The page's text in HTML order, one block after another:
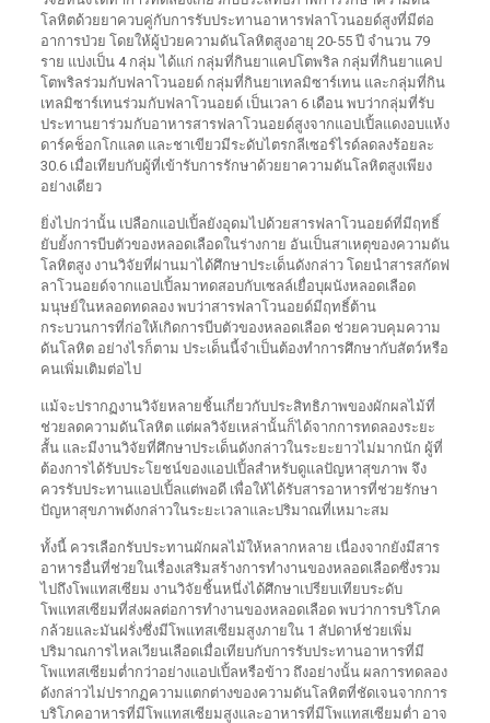
โลหิตด้วยยาควบคู่กับการรับประทานอาหารฟลาโวนอยด์สูงที่มีต่อ
อาการป่วย โดยให้ผู้ป่วยความดันโลหิตสูงอายุ 20-55 ปี จำนวน 79
ราย แบ่งเป็น 4 กลุ่ม ได้แก่ กลุ่มที่กินยาแคปโตพริล กลุ่มที่กินยาแคป
โตพริลร่วมกับฟลาโวนอยด์ กลุ่มที่กินยาเทลมิซาร์เทน และกลุ่มที่กิน
เทลมิซาร์เทนร่วมกับฟลาโวนอยด์ เป็นเวลา 6 เดือน พบว่ากลุ่มที่รับ
ประทานยาร่วมกับอาหารสารฟลาโวนอยด์สูงจากแอปเปิ้ลแดงอบแห้ง
ดาร์คช็อกโกแลต และชาเขียวมีระดับไตรกลีเซอร์ไรด์ลดลงร้อยละ
30.6 เมื่อเทียบกับผู้ที่เข้ารับการรักษาด้วยยาความดันโลหิตสูงเพียง
อย่างเดียว
ยิ่งไปกว่านั้น เปลือกแอปเปิ้ลยังอุดมไปด้วยสารฟลาโวนอยด์ที่มีฤทธิ์
ยับยั้งการบีบตัวของหลอดเลือดในร่างกาย อันเป็นสาเหตุของความดัน
โลหิตสูง งานวิจัยที่ผ่านมาได้ศึกษาประเด็นดังกล่าว โดยนำสารสกัดฟ
ลาโวนอยด์จากแอปเปิ้ลมาทดสอบกับเซลล์เยื่อบุผนังหลอดเลือด
มนุษย์ในหลอดทดลอง พบว่าสารฟลาโวนอยด์มีฤทธิ์ต้าน
กระบวนการที่ก่อให้เกิดการบีบตัวของหลอดเลือด ช่วยควบคุมความ
ดันโลหิต อย่างไรก็ตาม ประเด็นนี้จำเป็นต้องทำการศึกษากับสัตว์หรือ
คนเพิ่มเติมต่อไป
แม้จะปรากฏงานวิจัยหลายชิ้นเกี่ยวกับประสิทธิภาพของผักผลไม้ที่
ช่วยลดความดันโลหิต แต่ผลวิจัยเหล่านั้นก็ได้จากการทดลองระยะ
สั้น และมีงานวิจัยที่ศึกษาประเด็นดังกล่าวในระยะยาวไม่มากนัก ผู้ที่
ต้องการได้รับประโยชน์ของแอปเปิ้ลสำหรับดูแลปัญหาสุขภาพ จึง
ควรรับประทานแอปเปิ้ลแต่พอดี เพื่อให้ได้รับสารอาหารที่ช่วยรักษา
ปัญหาสุขภาพดังกล่าวในระยะเวลาและปริมาณที่เหมาะสม
ทั้งนี้ ควรเลือกรับประทานผักผลไม้ให้หลากหลาย เนื่องจากยังมีสาร
อาหารอื่นที่ช่วยในเรื่องเสริมสร้างการทำงานของหลอดเลือดซึ่งรวม
ไปถึงโพแทสเซียม งานวิจัยชิ้นหนึ่งได้ศึกษาเปรียบเทียบระดับ
โพแทสเซียมที่ส่งผลต่อการทำงานของหลอดเลือด พบว่าการบริโภค
กล้วยและมันฝรั่งซึ่งมีโพแทสเซียมสูงภายใน 1 สัปดาห์ช่วยเพิ่ม
ปริมาณการไหลเวียนเลือดเมื่อเทียบกับการรับประทานอาหารที่มี
โพแทสเซียมต่ำกว่าอย่างแอปเปิ้ลหรือข้าว ถึงอย่างนั้น ผลการทดลอง
ดังกล่าวไม่ปรากฏความแตกต่างของความดันโลหิตที่ชัดเจนจากการ
บริโภคอาหารที่มีโพแทสเซียมสูงและอาหารที่มีโพแทสเซียมต่ำ อาจ